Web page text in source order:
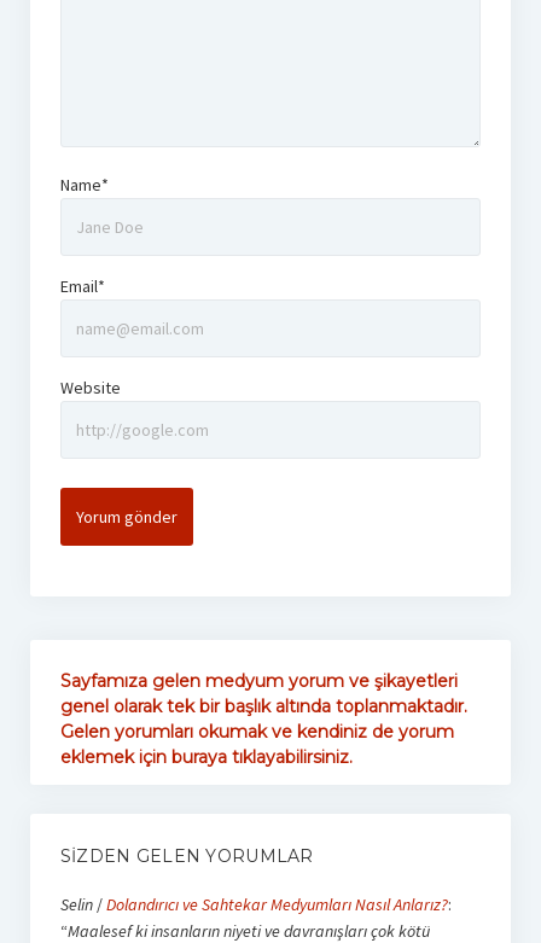
Name*
Email*
Website
Sayfamıza gelen medyum yorum ve şikayetleri
genel olarak tek bir başlık altında toplanmaktadır.
Gelen yorumları okumak ve kendiniz de yorum
eklemek için buraya tıklayabilirsiniz.
SIZDEN GELEN YORUMLAR
Selin/Dolandırıcı ve Sahtekar Medyumları Nasıl Anlarız?:
“Maalesef ki insanların niyeti ve davranışları çok kötü